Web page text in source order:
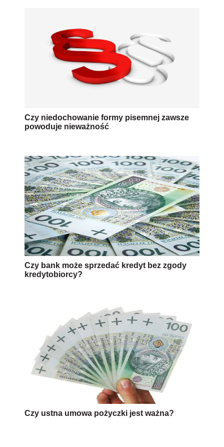
Czy niedochowanie formy pisemnej zawsze
powoduje nieważność
Czy bank może sprzedać kredyt bez zgody
kredytobiorcy?
Czy ustna umowa pożyczki jest ważna?